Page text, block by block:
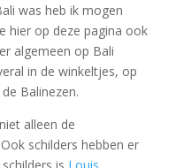
was heb ik mogen
hier op deze pagina ook
algemeen op Bali
in de winkeltjes, op
Balinezen.
alleen de
schilders hebben er